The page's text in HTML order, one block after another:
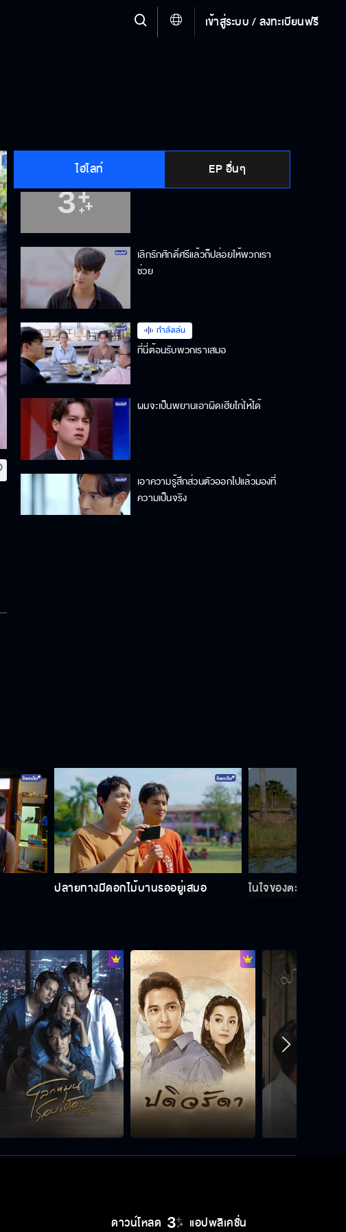
เข้าสู่ระบบ / ลงทะเบียนฟรี
ไฮไลท์ EP อื่นๆ
ผมขอเสี่ยงกับคนที่ทำในสิ่งที่ตัวเองรัก
เลิกรักศักดิ์ศรีแล้วก็ปล่อยให้พวกเรา
ช่วย
กำลังเล่น
ที่นี่ต้อนรับพวกเราเสมอ
ผมจะเป็นพยานเอาผิดเฮียไก่ให้ได้
เอาความรู้สึกส่วนตัวออกไปแล้วมองที่
ความเป็นจริง
ถ้าเปิดเมมเบอร์ เดี๋ยวผมมีรางวัลให้
ภาพลักษณ์ที่กูสร้างขึ้นมาหมดลง
ตั้งแต่วันนี้
ใครกันแน่ที่แยกแยะเรื่องส่วนตัวกับเรื่อง
งานไม่ได้
แบบทดสอบทำให้เข้มแข็งขึ้น
ปลายทางมีดอกไม้บานรออยู่เสมอ ในใจของตะวันก็มีมา
ดาวน์โหลด แอปพลิเคชั่น